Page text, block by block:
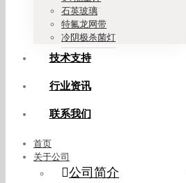
石英玻璃
特氟龙网带
冷阴极杀菌灯
技术支持
行业资讯
联系我们
首页
关于公司
公司简介